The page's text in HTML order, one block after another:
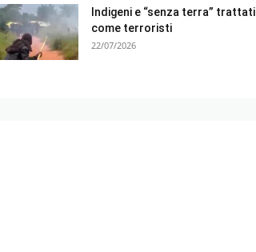
Indigeni e “senza terra” trattati
come terroristi
22/07/2026